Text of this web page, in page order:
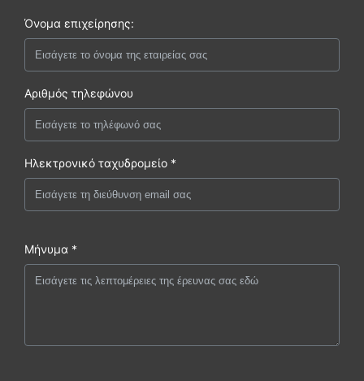
Όνομα επιχείρησης:
Αριθμός τηλεφώνου
Ηλεκτρονικό ταχυδρομείο *
Μήνυμα *